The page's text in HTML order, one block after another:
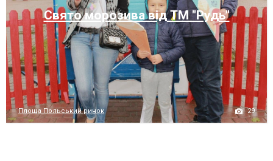
Свято морозива від ТМ "Рудь"
Площа Польський ринок 29